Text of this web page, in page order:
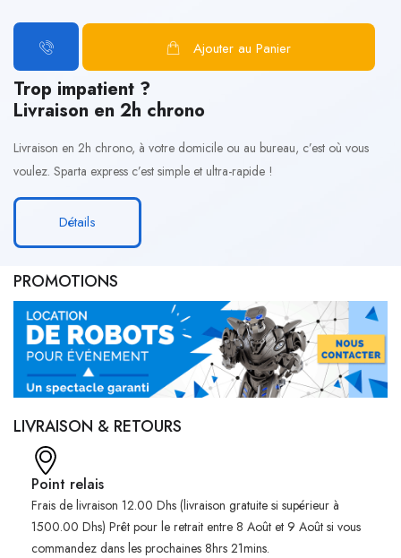
Ajouter au Panier
Trop impatient ?
Livraison en 2h chrono
Livraison en 2h chrono, à votre domicile ou au bureau, c’est où vous
voulez. Sparta express c’est simple et ultra-rapide !
Détails
PROMOTIONS
LIVRAISON & RETOURS
Point relais
Frais de livraison 12.00 Dhs (livraison gratuite si supérieur à
1500.00 Dhs) Prêt pour le retrait entre 8 Août et 9 Août si vous
commandez dans les prochaines 8hrs 21mins.